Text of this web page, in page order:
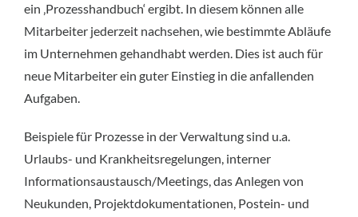
ein ‚Prozesshandbuch‘ ergibt. In diesem können alle
Mitarbeiter jederzeit nachsehen, wie bestimmte Abläufe
im Unternehmen gehandhabt werden. Dies ist auch für
neue Mitarbeiter ein guter Einstieg in die anfallenden
Aufgaben.
Beispiele für Prozesse in der Verwaltung sind u.a.
Urlaubs- und Krankheitsregelungen, interner
Informationsaustausch/Meetings, das Anlegen von
Neukunden, Projektdokumentationen, Postein- und